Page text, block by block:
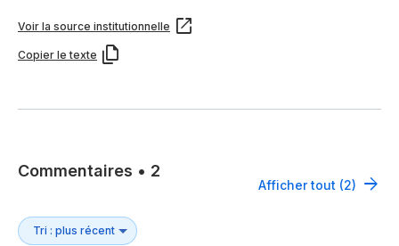
Voir la source institutionnelle
Copier le texte
Commentaires • 2
Afficher tout (2)